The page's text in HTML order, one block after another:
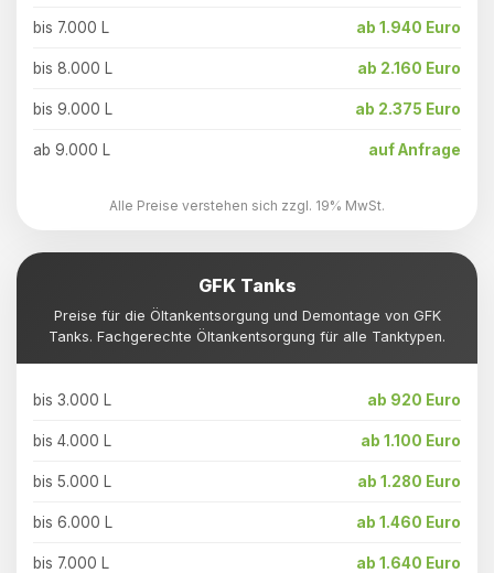
bis 7.000 L ab 1.940 Euro
bis 8.000 L ab 2.160 Euro
bis 9.000 L ab 2.375 Euro
ab 9.000 L auf Anfrage
Alle Preise verstehen sich zzgl. 19% MwSt.
GFK Tanks
Preise für die Öltankentsorgung und Demontage von GFK
Tanks. Fachgerechte Öltankentsorgung für alle Tanktypen.
bis 3.000 L ab 920 Euro
bis 4.000 L ab 1.100 Euro
bis 5.000 L ab 1.280 Euro
bis 6.000 L ab 1.460 Euro
bis 7.000 L ab 1.640 Euro